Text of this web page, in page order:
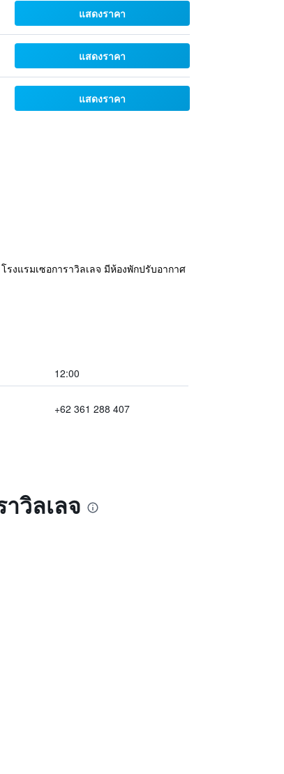
แสดงราคา
แสดงราคา
แสดงราคา
งแรมเซอการาวิลเลจ มีห้องพักปรับอากาศ
12:00
+62 361 288 407
วิลเลจ